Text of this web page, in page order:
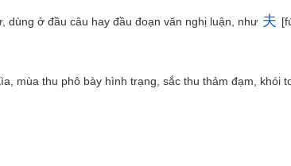
dùng ở đầu câu hay đầu đoạn văn nghị luận, như 夫
mùa thu phô bày hình trạng, sắc thu thảm đạm, khói